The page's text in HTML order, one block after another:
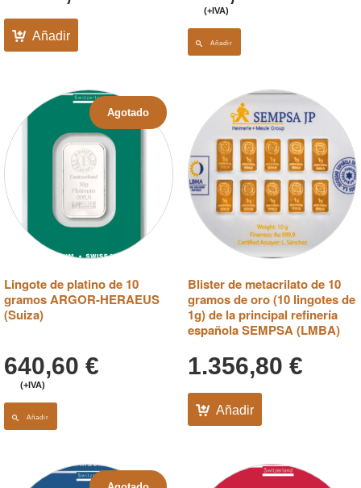
Añadir
(+IVA)
Añadir
Lingote de platino de 10
gramos ARGOR-HERAEUS
(Suiza)
Agotado
640,60 €
(+IVA)
Añadir
Blister de metacrilato de 10
gramos de oro (10 lingotes de
1g) de la principal refinería
española SEMPSA (LMBA)
1.356,80 €
Añadir